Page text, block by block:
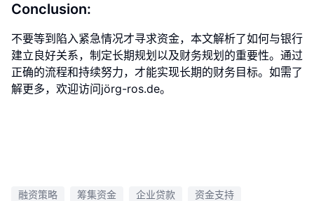
Conclusion:
不要等到陷入紧急情况才寻求资金，本文解析了如何与银行
建立良好关系，制定长期规划以及财务规划的重要性。通过
正确的流程和持续努力，才能实现长期的财务目标。如需了
解更多，欢迎访问jörg-ros.de。
融资策略 筹集资金 企业贷款
资金支持